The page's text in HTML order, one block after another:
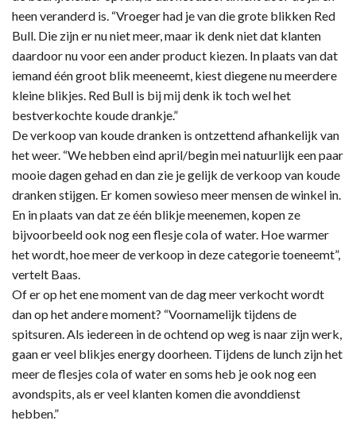
heen veranderd is. “Vroeger had je van die grote blikken Red
Bull. Die zijn er nu niet meer, maar ik denk niet dat klanten
daardoor nu voor een ander product kiezen. In plaats van dat
iemand één groot blik meeneemt, kiest diegene nu meerdere
kleine blikjes. Red Bull is bij mij denk ik toch wel het
bestverkochte koude drankje.”
De verkoop van koude dranken is ontzettend afhankelijk van
het weer. “We hebben eind april/begin mei natuurlijk een paar
mooie dagen gehad en dan zie je gelijk de verkoop van koude
dranken stijgen. Er komen sowieso meer mensen de winkel in.
En in plaats van dat ze één blikje meenemen, kopen ze
bijvoorbeeld ook nog een flesje cola of water. Hoe warmer
het wordt, hoe meer de verkoop in deze categorie toeneemt”,
vertelt Baas.
Of er op het ene moment van de dag meer verkocht wordt
dan op het andere moment? “Voornamelijk tijdens de
spitsuren. Als iedereen in de ochtend op weg is naar zijn werk,
gaan er veel blikjes energy doorheen. Tijdens de lunch zijn het
meer de flesjes cola of water en soms heb je ook nog een
avondspits, als er veel klanten komen die avonddienst
hebben.”